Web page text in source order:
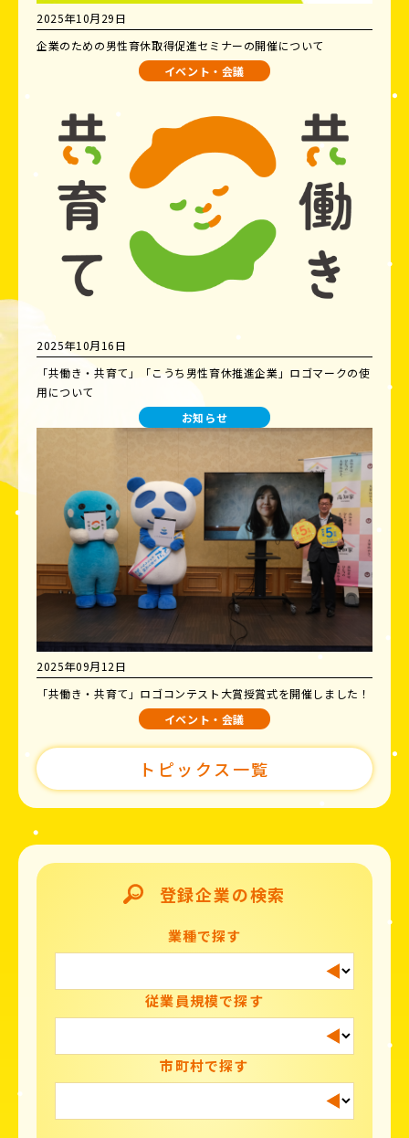
2025年10月29日
企業のための男性育休取得促進セミナーの開催について
イベント・会議
2025年10月16日
「共働き・共育て」「こうち男性育休推進企業」ロゴマークの使
用について
お知らせ
2025年09月12日
「共働き・共育て」ロゴコンテスト大賞授賞式を開催しました！
イベント・会議
トピックス一覧
登録企業の検索
業種で探す
従業員規模で探す
市町村で探す